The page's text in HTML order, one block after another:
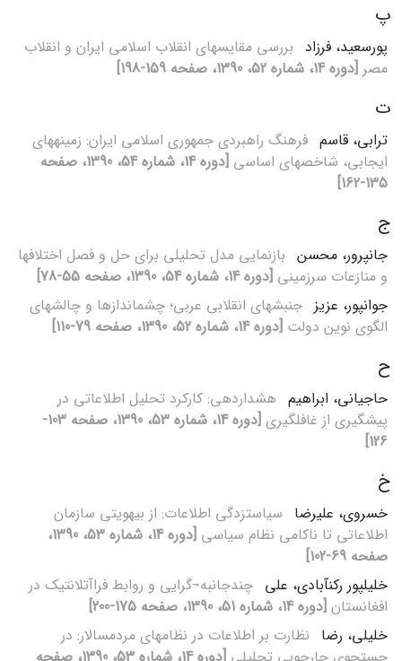
پ
پورسعید، فرزاد بررسی مقایسه‏ای انقلاب اسلامی ایران و انقلاب
مصر [دوره 14، شماره 52، 1390، صفحه 159-198]
ت
ترابی، قاسم فرهنگ راهبردی جمهوری اسلامی ایران: زمینه‏های
ایجابی، شاخص‏های اساسی
[دوره 14، شماره 54، 1390، صفحه
135-162]
ج
جان‏پرور، محسن بازنمایی مدل تحلیلی برای حل و فصل اختلاف‏ها
و منازعات سرزمینی [دوره 14، شماره 54، 1390، صفحه 55-78]
جوانپور، عزیز جنبش‏های انقلابی عربی؛ چشم‏اندازها و چالش‏های
الگوی نوین دولت [دوره 14، شماره 52، 1390، صفحه 79-110]
ح
حاجیانی، ابراهیم هشداردهی: کارکرد تحلیل‌ اطلاعاتی در
پیش‏گیری از غافل‏گیری
[دوره 14، شماره 53، 1390، صفحه 103-
126]
خ
خسروی، علیرضا سیاست‏زدگی اطلاعات: از بی‏هویتی سازمان
اطلاعاتی تا ناکامی نظام سیاسی
[دوره 14، شماره 53، 1390،
صفحه 69-102]
خلیل‏پور رکن‏آبادی، علی چندجانبه¬گرایی و روابط فراآتلانتیک در
افغانستان [دوره 14، شماره 51، 1390، صفحه 175-200]
خلیلی، رضا نظارت بر اطلاعات در نظام‏های مردم‏سالار: در